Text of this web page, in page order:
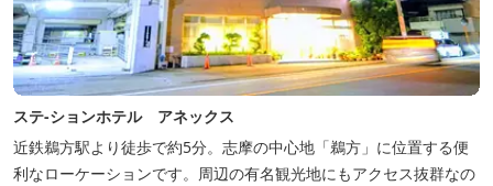
ステ-ションホテル アネックス
近鉄鵜方駅より徒歩で約5分。志摩の中心地「鵜方」に位置する便
利なローケーションです。周辺の有名観光地にもアクセス抜群なの